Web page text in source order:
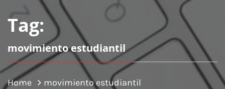
Tag:
movimiento estudiantil
Home movimiento estudiantil